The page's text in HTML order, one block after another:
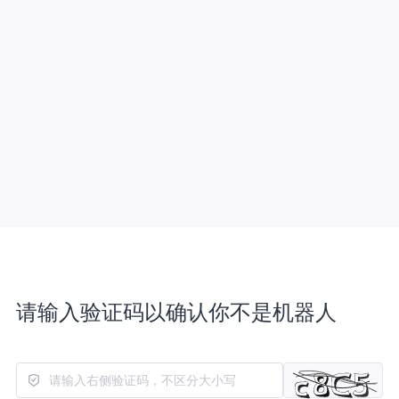
请输入验证码以确认你不是机器人